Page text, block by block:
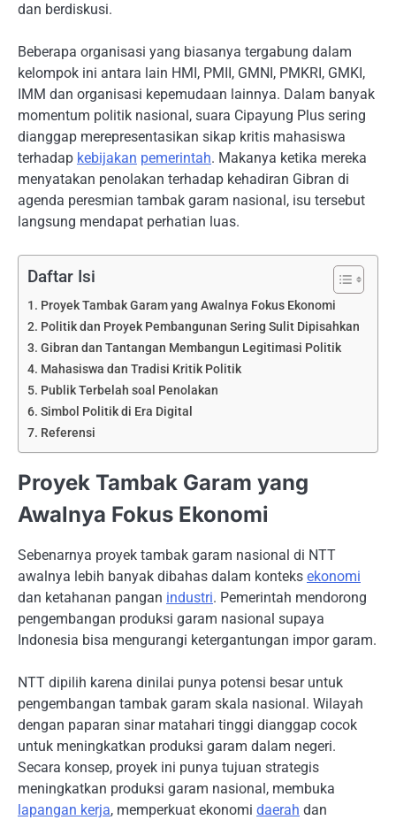
dan berdiskusi.
Beberapa organisasi yang biasanya tergabung dalam
kelompok ini antara lain HMI, PMII, GMNI, PMKRI, GMKI,
IMM dan organisasi kepemudaan lainnya. Dalam banyak
momentum politik nasional, suara Cipayung Plus sering
dianggap merepresentasikan sikap kritis mahasiswa
terhadap kebijakan pemerintah. Makanya ketika mereka
menyatakan penolakan terhadap kehadiran Gibran di
agenda peresmian tambak garam nasional, isu tersebut
langsung mendapat perhatian luas.
Daftar Isi
Proyek Tambak Garam yang Awalnya Fokus Ekonomi
Politik dan Proyek Pembangunan Sering Sulit Dipisahkan
Gibran dan Tantangan Membangun Legitimasi Politik
Mahasiswa dan Tradisi Kritik Politik
Publik Terbelah soal Penolakan
Simbol Politik di Era Digital
Referensi
Proyek Tambak Garam yang
Awalnya Fokus Ekonomi
Sebenarnya proyek tambak garam nasional di NTT
awalnya lebih banyak dibahas dalam konteks ekonomi
dan ketahanan pangan industri. Pemerintah mendorong
pengembangan produksi garam nasional supaya
Indonesia bisa mengurangi ketergantungan impor garam.
NTT dipilih karena dinilai punya potensi besar untuk
pengembangan tambak garam skala nasional. Wilayah
dengan paparan sinar matahari tinggi dianggap cocok
untuk meningkatkan produksi garam dalam negeri.
Secara konsep, proyek ini punya tujuan strategis
meningkatkan produksi garam nasional, membuka
lapangan kerja, memperkuat ekonomi daerah dan